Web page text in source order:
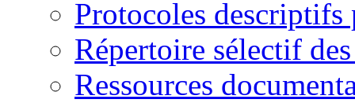
Protocoles descriptifs
Répertoire sélectif
Ressources